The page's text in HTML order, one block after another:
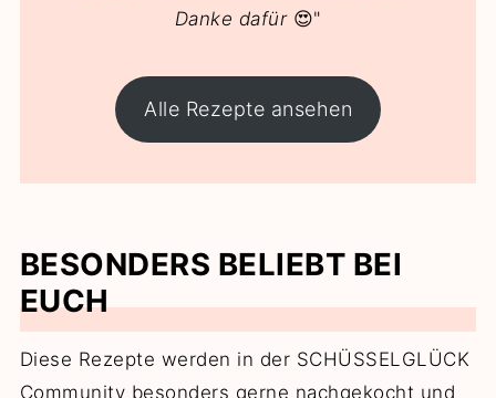
Danke dafür 😍"
Alle Rezepte ansehen
BESONDERS BELIEBT BEI
EUCH
Diese Rezepte werden in der SCHÜSSELGLÜCK
Community besonders gerne nachgekocht und